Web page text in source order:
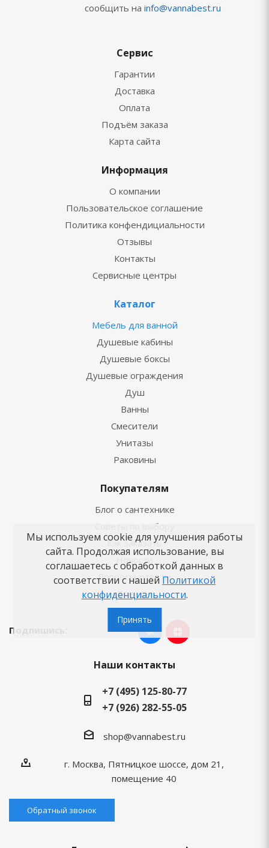
сообщить на info@vannabest.ru
Сервис
Гарантии
Доставка
Оплата
Подъём заказа
Карта сайта
Информация
О компании
Пользовательское соглашение
Политика конфендициальности
Отзывы
Контакты
Сервисные центры
Каталог
Мебель для ванной
Душевые кабины
Душевые боксы
Душевые ограждения
Душ
Ванны
Смесители
Унитазы
Раковины
Покупателям
Блог о сантехнике
Советы по выбору
Как заказать
Новости
Вопросы-ответы
Бренды
Подпишись:
Наши контакты
+7 (495) 125-80-77
+7 (926) 282-55-05
shop@vannabest.ru
г. Москва, Пятницкое шоссе, дом 21,
помещение 40
Обратный звонок
Мы используем cookie для улучшения работы
сайта. Продолжая использование, вы
соглашаетесь с обработкой данных в
соответствии с нашей Политикой
конфиденциальности.
Принять